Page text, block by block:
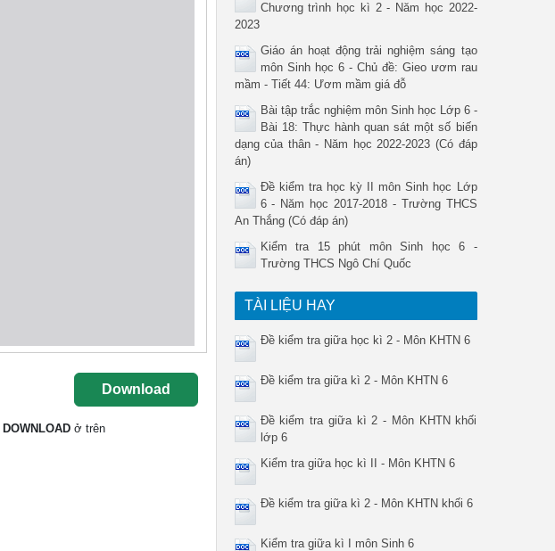
Download
DOWNLOAD ở trên
Chương trình học kì 2 - Năm học 2022-
2023
Giáo án hoạt động trải nghiệm sáng tạo
môn Sinh học 6 - Chủ đề: Gieo ươm rau
mầm - Tiết 44: Ươm mầm giá đỗ
Bài tập trắc nghiệm môn Sinh học Lớp 6 -
Bài 18: Thực hành quan sát một số biến
dạng của thân - Năm học 2022-2023 (Có đáp
án)
Đề kiểm tra học kỳ II môn Sinh học Lớp
6 - Năm học 2017-2018 - Trường THCS
An Thắng (Có đáp án)
Kiểm tra 15 phút môn Sinh học 6 -
Trường THCS Ngô Chí Quốc
TÀI LIỆU HAY
Đề kiểm tra giữa học kì 2 - Môn KHTN 6
Đề kiểm tra giữa kì 2 - Môn KHTN 6
Đề kiểm tra giữa kì 2 - Môn KHTN khối
lớp 6
Kiểm tra giữa học kì II - Môn KHTN 6
Đề kiểm tra giữa kì 2 - Môn KHTN khối 6
Kiểm tra giữa kì I môn Sinh 6